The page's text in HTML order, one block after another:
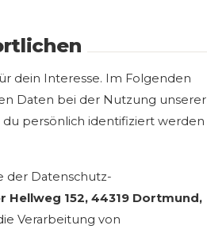
dein Interesse. Im Folgenden
Daten bei der Nutzung unserer
persönlich identifiziert werden
der Datenschutz-
Hellweg 152, 44319 Dortmund,
Verarbeitung von